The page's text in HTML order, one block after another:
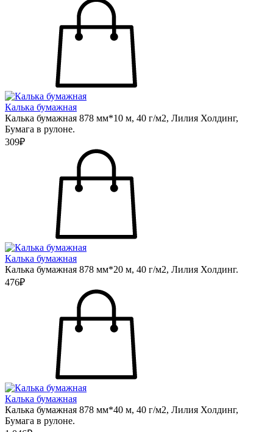
Калька бумажная
Калька бумажная 878 мм*10 м, 40 г/м2, Лилия Холдинг,
Бумага в рулоне.
309₽
Калька бумажная
Калька бумажная 878 мм*20 м, 40 г/м2, Лилия Холдинг.
476₽
Калька бумажная
Калька бумажная 878 мм*40 м, 40 г/м2, Лилия Холдинг,
Бумага в рулоне.